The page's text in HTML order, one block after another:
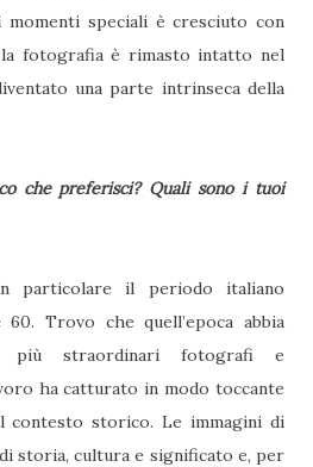
speciali è cresciuto con
fotografia è rimasto intatto nel
una parte intrinseca della
che preferisci? Quali sono i tuoi
particolare il periodo italiano
Trovo che quell’epoca abbia
più straordinari fotografi e
ha catturato in modo toccante
contesto storico. Le immagini di
storia, cultura e significato e, per